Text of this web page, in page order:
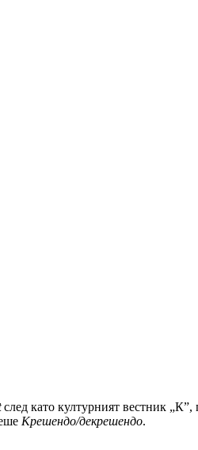
след като културният вестник
Крешендо/декрешендо.